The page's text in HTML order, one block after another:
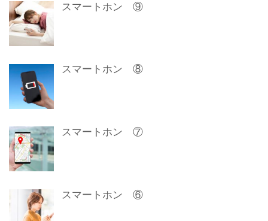
スマートホン ⑨
スマートホン ⑧
スマートホン ⑦
スマートホン ⑥